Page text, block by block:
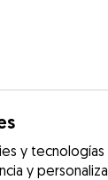
y tecnologías
y